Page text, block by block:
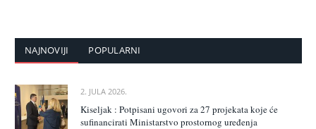
NAJNOVIJI POPULARNI
2. JULA 2026.
Kiseljak : Potpisani ugovori za 27 projekata koje će
sufinancirati Ministarstvo prostornog uređenja